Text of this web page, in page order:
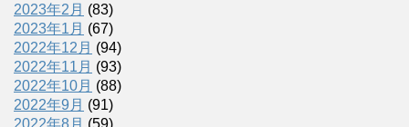
2023年2月 (83)
2023年1月 (67)
2022年12月 (94)
2022年11月 (93)
2022年10月 (88)
2022年9月 (91)
2022年8月 (59)